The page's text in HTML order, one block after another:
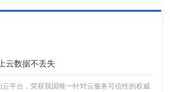
云数据不丢失
平台，荣获我国唯一针对云服务可信性的权威